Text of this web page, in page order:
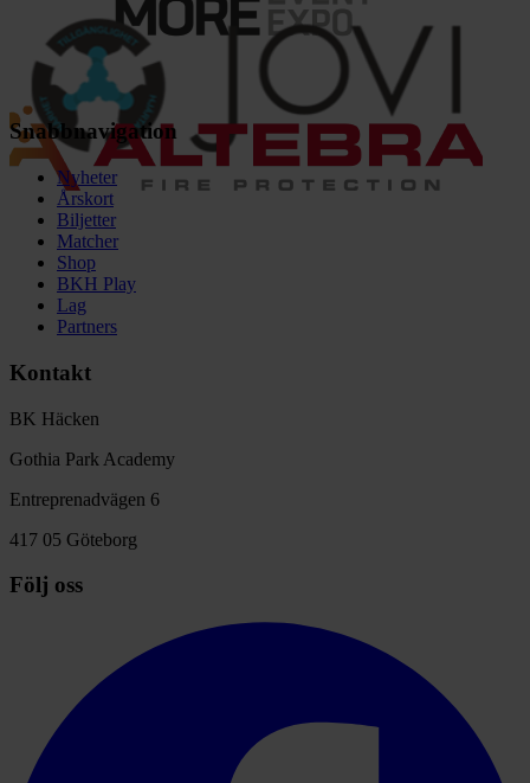
Snabbnavigation
Nyheter
Årskort
Biljetter
Matcher
Shop
BKH Play
Lag
Partners
Kontakt
BK Häcken
Gothia Park Academy
Entreprenadvägen 6
417 05 Göteborg
Följ oss